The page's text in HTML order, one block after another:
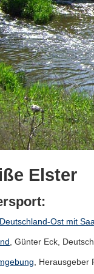
Elster
Ost mit
, Günter Eck,
,